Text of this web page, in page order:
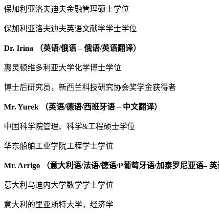
保加利亚洛夫迪夫金融管理硕士学位
保加利亚洛夫迪夫英语文献学学士学位
Dr. Irina （英语/俄语 – 俄语/英语翻译）
惠灵顿维多利亚大学化学博士学位
博士后研究员，新西兰科技研究协会奖学金获得者
Mr. Yurek （英语/德语/西班牙语 – 中文翻译）
中国科学院管理、科学&工程硕士学位
华东船舶工业学院工程学士学位
Mr. Arrigo （意大利语/法语/德语/P葡萄牙语/加泰罗尼亚语– 英
意大利乌迪内大学数学学士学位
意大利的里亚斯特大学，经济学